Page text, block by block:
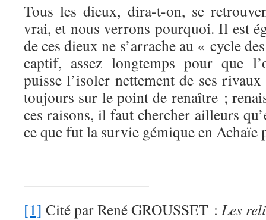
Tous les dieux, dira-t-on, se
vrai, et nous verrons pourquoi. Il est
de ces dieux ne s’arrache au « cycle
captif, assez longtemps pour que
puisse l’isoler nettement de ses
toujours sur le point de renaître ;
ces raisons, il faut chercher ailleurs
ce que fut la survie gémique en Achaïe
[1] Cité par René GROUSSET : Les